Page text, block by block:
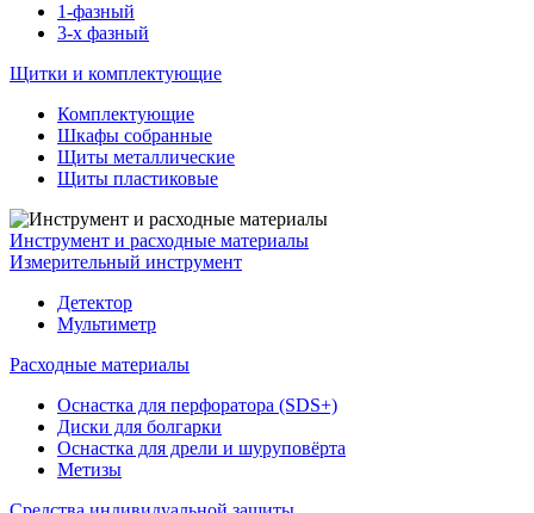
1-фазный
3-х фазный
Щитки и комплектующие
Комплектующие
Шкафы собранные
Щиты металлические
Щиты пластиковые
Инструмент и расходные материалы
Измерительный инструмент
Детектор
Мультиметр
Расходные материалы
Оснастка для перфоратора (SDS+)
Диски для болгарки
Оснастка для дрели и шуруповёрта
Метизы